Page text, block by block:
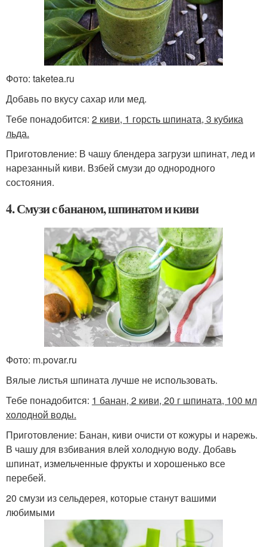
Фото: taketea.ru
Добавь по вкусу сахар или мед.
Тебе понадобится: 2 киви, 1 горсть шпината, 3 кубика
льда.
Приготовление: В чашу блендера загрузи шпинат, лед и
нарезанный киви. Взбей смузи до однородного
состояния.
4. Смузи с бананом, шпинатом и киви
Фото: m.povar.ru
Вялые листья шпината лучше не использовать.
Тебе понадобится: 1 банан, 2 киви, 20 г шпината, 100 мл
холодной воды.
Приготовление: Банан, киви очисти от кожуры и нарежь.
В чашу для взбивания влей холодную воду. Добавь
шпинат, измельченные фрукты и хорошенько все
перебей.
20 смузи из сельдерея, которые станут вашими
любимыми